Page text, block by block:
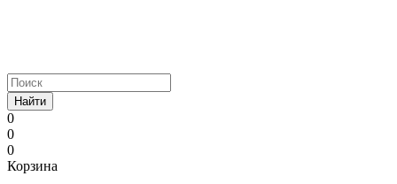
Найти
0
0
0
Корзина